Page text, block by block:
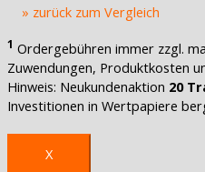
» zurück zum Vergleich
1 Ordergebühren immer zzgl.
Zuwendungen, Produktkosten
Hinweis: Neukundenaktion 20
Investitionen in Wertpapiere
X